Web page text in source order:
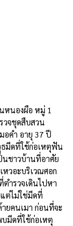
หนองผือ หมู่ 1
วจชุดสืบสวน
คำ อายุ 37 ปี
มีดที่ใช้ก่อเหตุฟัน
นชาวบ้านที่อาศัย
วอะบริเวณศอก
ำรวจเดินไปหา
ต่ไม่ใช่มีดที่
ยคนเมา ก่อนที่จะ
มีดที่ใช้ก่อเหตุ